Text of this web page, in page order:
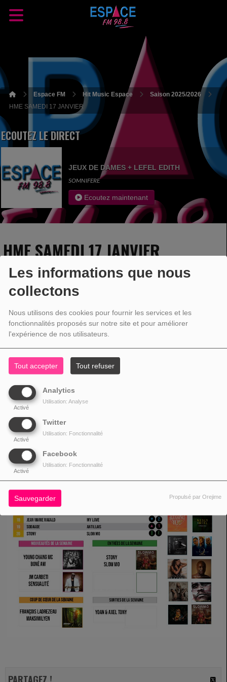
Les informations que nous
collectons
Nous utilisons des cookies pour fournir les services et les
fonctionnalités proposés sur notre site et pour améliorer
l'expérience de nos utilisateurs.
Tout accepter Tout refuser
Analytics
Activé
Utilisation: Analyse
Twitter
Activé
Utilisation: Fonctionnalité
Facebook
Activé
Utilisation: Fonctionnalité
Sauvegarder Propulsé par Orejime
Espace FM Hit Music Espace
Saison 2025/2026
HME SAMEDI 17 JANVIER
ECOUTEZ LE DIRECT
JEUX DE DAMES + LEFEL EDITH
SOMNIFERE
Ecoutez maintenant
HME SAMEDI 17 JANVIER
17 JANVIER 2026 - 12:00 -
PARTAGEZ !